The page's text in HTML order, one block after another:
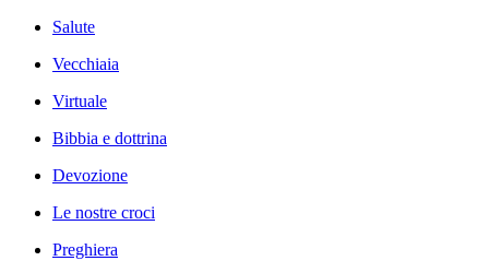
Salute
Vecchiaia
Virtuale
Bibbia e dottrina
Devozione
Le nostre croci
Preghiera